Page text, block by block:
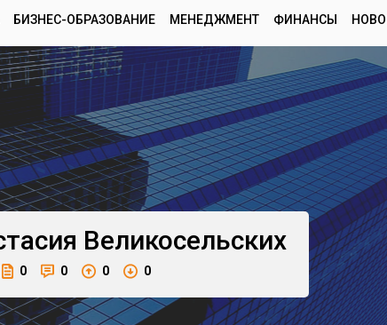
БИЗНЕС-ОБРАЗОВАНИЕ МЕНЕДЖМЕНТ ФИНАНСЫ
Великосельских
0 0 0 0